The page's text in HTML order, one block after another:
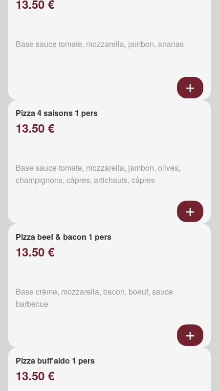
13.50 €
Base sauce tomate, mozzarella, jambon, ananas
Pizza 4 saisons 1 pers
13.50 €
Base sauce tomate, mozzarella, jambon, olives,
champignons, câpres, artichauts, câpres
Pizza beef & bacon 1 pers
13.50 €
Base crème, mozzarella, bacon, boeuf, sauce
barbecue
Pizza buff'aldo 1 pers
13.50 €